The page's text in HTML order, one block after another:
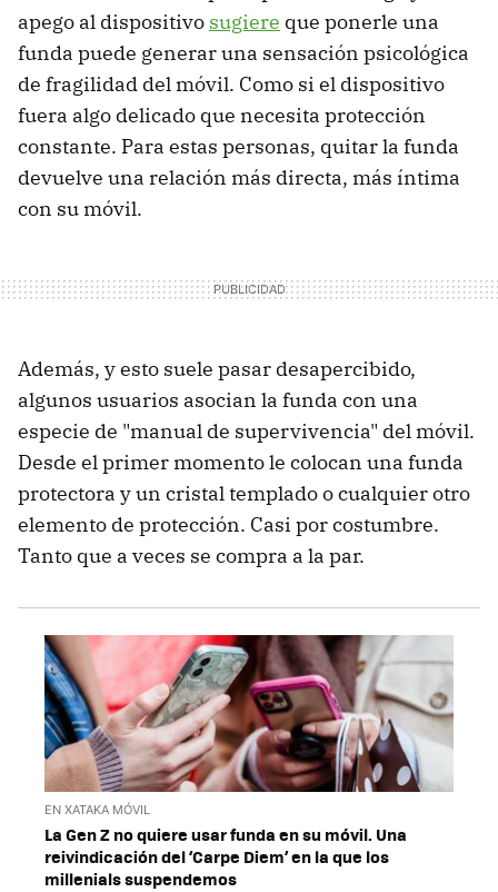
apego al dispositivo sugiere que ponerle una
funda puede generar una sensación psicológica
de fragilidad del móvil. Como si el dispositivo
fuera algo delicado que necesita protección
constante. Para estas personas, quitar la funda
devuelve una relación más directa, más íntima
con su móvil.
Además, y esto suele pasar desapercibido,
algunos usuarios asocian la funda con una
especie de "manual de supervivencia" del móvil.
Desde el primer momento le colocan una funda
protectora y un cristal templado o cualquier otro
elemento de protección. Casi por costumbre.
Tanto que a veces se compra a la par.
EN XATAKA MÓVIL
La Gen Z no quiere usar funda en su móvil. Una
reivindicación del ‘Carpe Diem’ en la que los
millenials suspendemos